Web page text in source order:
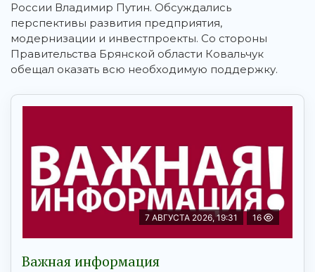
России Владимир Путин. Обсуждались
перспективы развития предприятия,
модернизации и инвестпроекты. Со стороны
Правительства Брянской области Ковальчук
обещал оказать всю необходимую поддержку.
7 АВГУСТА 2026, 19:31 16
Важная информация